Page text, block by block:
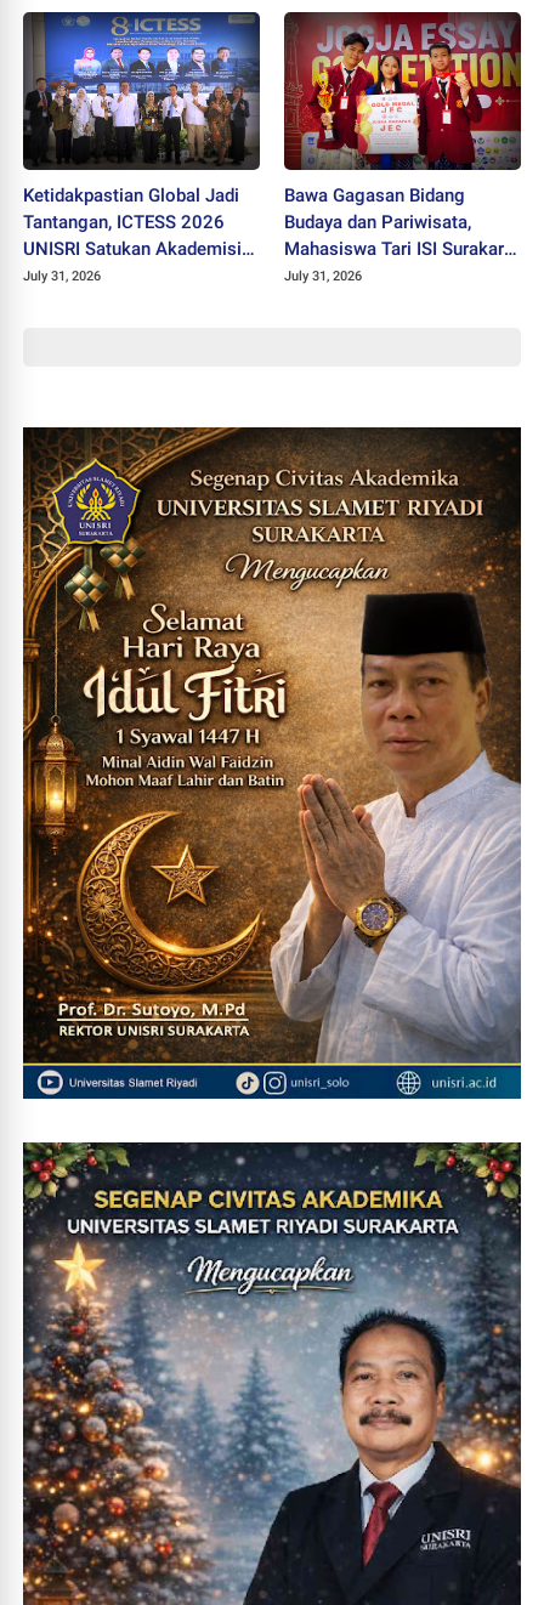
Ketidakpastian Global Jadi
Tantangan, ICTESS 2026
UNISRI Satukan Akademisi 5
Negara Demi Solusi Lintas
July 31, 2026
Bawa Gagasan Bidang
Budaya dan Pariwisata,
Mahasiswa Tari ISI Surakarta
Raih Medali Emas JEC 2026
July 31, 2026